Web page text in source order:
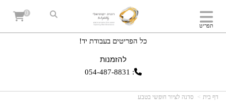
כל הפריטים בעבודת יד!
להזמנות
:
054-487-8831
תפריט
0
דף בית סדנה לציור חופשי בטבע